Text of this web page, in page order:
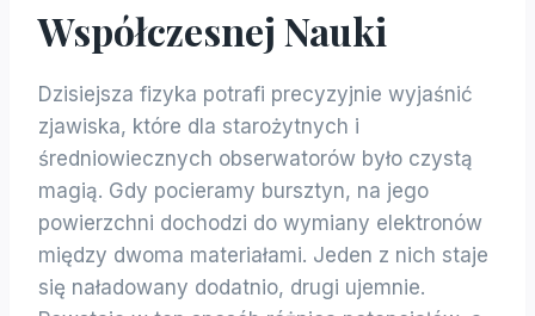
Współczesnej Nauki
Dzisiejsza fizyka potrafi precyzyjnie wyjaśnić
zjawiska, które dla starożytnych i
średniowiecznych obserwatorów było czystą
magią. Gdy pocieramy bursztyn, na jego
powierzchni dochodzi do wymiany elektronów
między dwoma materiałami. Jeden z nich staje
się naładowany dodatnio, drugi ujemnie.